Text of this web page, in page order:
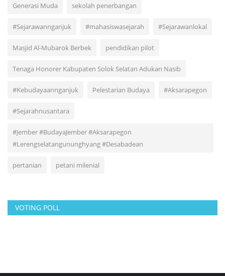
Generasi Muda sekolah penerbangan
#Sejarawannganjuk #mahasiswasejarah #Sejarawanlokal
Masjid Al-Mubarok Berbek pendidikan pilot
Tenaga Honorer Kabupaten Solok Selatan Adukan Nasib
#Kebudayaannganjuk Pelestarian Budaya #Aksarapegon
#Sejarahnusantara
#Jember #BudayaJember #Aksarapegon
#Lerengselatangununghyang #Desabadean
pertanian petani milenial
VOTING POLL